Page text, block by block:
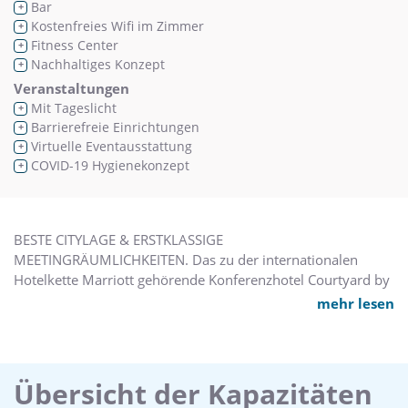
+ Bar
+ Kostenfreies Wifi im Zimmer
+ Fitness Center
+ Nachhaltiges Konzept
Veranstaltungen
+ Mit Tageslicht
+ Barrierefreie Einrichtungen
+ Virtuelle Eventausstattung
+ COVID-19 Hygienekonzept
BESTE CITYLAGE & ERSTKLASSIGE
MEETINGRÄUMLICHKEITEN. Das zu der internationalen
Hotelkette Marriott gehörende Konferenzhotel Courtyard by
Marriott München Ost liegt im lebendigen Stadtviertel
Flughafen in 25 Minuten. Parkplätze sind in der Tiefgarage
verfügbar. Ob Sie aus geschäftlichen Gründen oder für einen
mehr lesen
Übersicht der Kapazitäten